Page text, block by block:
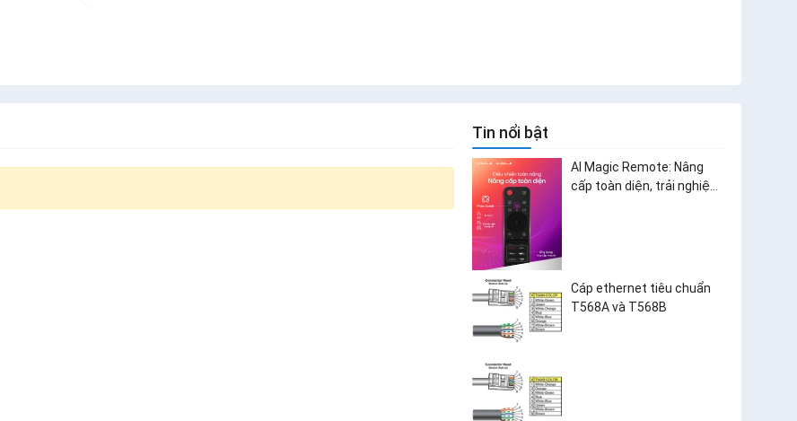
Tin nổi bật
AI Magic Remote: Nâng
cấp toàn diện, trải nghiệm
Cáp ethernet tiêu chuẩn
T568A và T568B